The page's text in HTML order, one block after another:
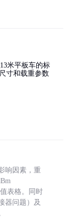
响因素，重
表格。同时
器问题）及